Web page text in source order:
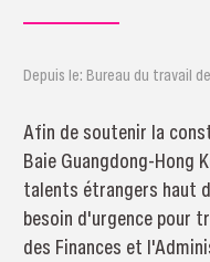
Depuis le: Bureau du travail
Afin de soutenir la
Baie Guangdong-Hong
talents étrangers haut
besoin d'urgence pour
des Finances et